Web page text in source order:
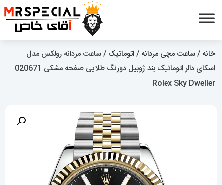
خانه /ساعت مچی مردانه /اتوماتیک / ساعت مردانه رولکس مدل
اسکای دالر اتوماتیک بند ژوبیل دورنگ طلایی صفحه مشکی 020671
Rolex Sky Dweller